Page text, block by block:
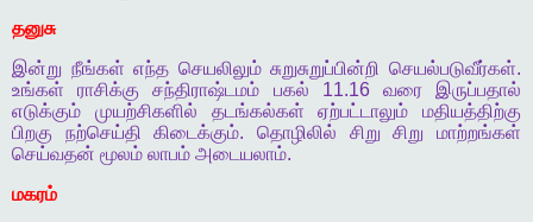
தனுசு
இன்று நீங்கள் எந்த செயலிலும் சுறுசுறுப்பின்றி செயல்படுவீர்கள்.
உங்கள்
ராசிக்கு சந்திராஷ்டமம் பகல் 11.16 வரை
இருப்பதால்
எடுக்கும்
முயற்சிகளில் தடங்கல்கள் ஏற்பட்டாலும்
மதியத்திற்கு
பிறகு
நற்செய்தி கிடைக்கும்.தொழிலில் சிறு சிறு
மாற்றங்கள்
செய்வதன் மூலம் லாபம் அடையலாம்.
மகரம்